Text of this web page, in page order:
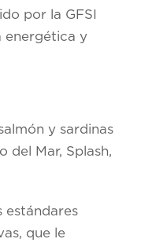
por la GFSI
energética y
y sardinas
del Mar, Splash,
estándares
que le